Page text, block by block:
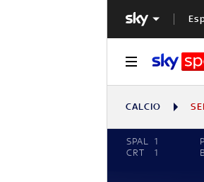
CALCIO
SPAL
1
CRT
1